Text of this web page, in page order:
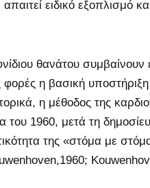
ειδικό εξοπλισμό
θανάτου
η βασική
η μέθοδος της
του 1960, μετά τη
της «στόμα με